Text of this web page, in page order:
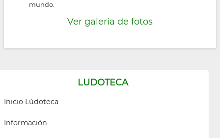
LUDOTECA
Inicio Lúdoteca
Información
mundo.
Ver galería de fotos